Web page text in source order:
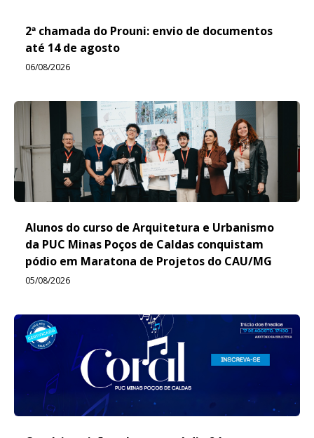
2ª chamada do Prouni: envio de documentos
até 14 de agosto
06/08/2026
Alunos do curso de Arquitetura e Urbanismo
da PUC Minas Poços de Caldas conquistam
pódio em Maratona de Projetos do CAU/MG
05/08/2026